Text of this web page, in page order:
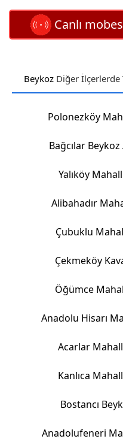
Canlı
Beykoz Diğer
Polonezköy
Bağcılar
Yalıköy
Alibahadır
Çubuklu
Çekmeköy
Öğümce
Anadolu Hisarı
Acarlar
Kanlıca
Bostancı
Anadolufeneri